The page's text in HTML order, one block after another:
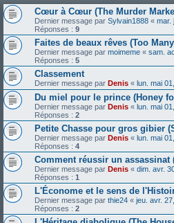
Cœur à Cœur (The Murder
Dernier message par Sylvain1888 « mar.
Réponses : 9
Faites de beaux rêves (Too
Dernier message par moimeme « sam.
Réponses : 5
Classement
Dernier message par Denis « lun. mai
Du miel pour le prince (Honey
Dernier message par Denis « lun. mai
Réponses : 2
Petite Chasse pour gros gibier
Dernier message par Denis « lun. mai
Réponses : 4
Comment réussir un assassinat
Dernier message par Denis « dim. avr.
Réponses : 1
L'Économe et le sens de
Dernier message par thie24 « jeu. avr.
Réponses : 2